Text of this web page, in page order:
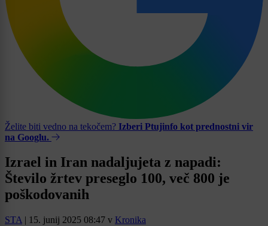
Želite biti vedno na tekočem? Izberi Ptujinfo kot prednostni vir
na Googlu.
Izrael in Iran nadaljujeta z napadi:
Število žrtev preseglo 100, več 800 je
poškodovanih
STA | 15. junij 2025 08:47 v Kronika